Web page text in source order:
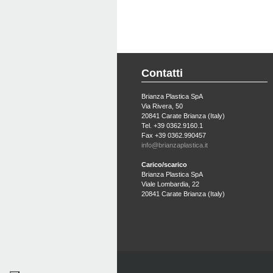
Contatti
Brianza Plastica SpA
Via Rivera, 50
20841 Carate Brianza (Italy)
Tel. +39 0362.9160.1
Fax +39 0362.990457
info@brianzaplastica.it
Carico/scarico
Brianza Plastica SpA
Viale Lombardia, 22
20841 Carate Brianza (Italy)